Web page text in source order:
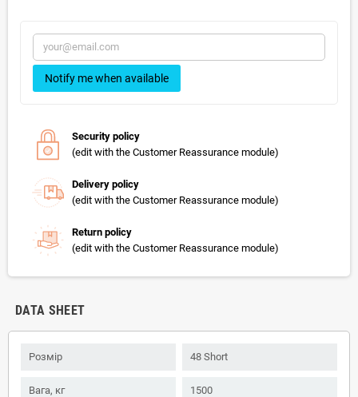
Notify me when available
Security policy
(edit with the Customer Reassurance module)
Delivery policy
(edit with the Customer Reassurance module)
Return policy
(edit with the Customer Reassurance module)
DATA SHEET
Розмір 48 Short
Вага, кг 1500